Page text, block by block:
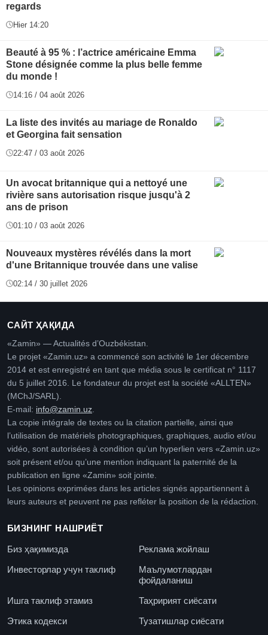
regards
Hier 14:20
Beauté à 95 % : l’actrice américaine Emma
Stone désignée comme la plus belle femme
du monde !
14:16 / 04 août 2026
La liste des invités au mariage de Ronaldo
et Georgina fait sensation
22:47 / 03 août 2026
Un avocat britannique qui a nettoyé une
rivière sans autorisation risque jusqu'à 2
ans de prison
01:10 / 03 août 2026
Nouveaux mystères révélés dans la mort
d'une Britannique trouvée dans une valise
02:14 / 30 juillet 2026
САЙТ ҲАҚИДА
«Zamin» — Actualités d’Ouzbékistan.
Le projet «Zamin.uz» a commencé son activité le 1er décembre
2014 et est enregistré en tant que média sous le certificat n° 1117
du 5 juillet 2016. Le fondateur du projet est la société «ALLTEN»
(MChJ/SARL).
E-mail: info@zamin.uz
La copie intégrale de textes ou la citation partielle, ainsi que
l’utilisation de matériels photographiques, graphiques, audio et/ou
vidéo, sont autorisées à condition qu’un hyperlien vers «Zamin.uz»
soit présent et/ou qu’une mention indiquant la paternité de la
publication en ligne «Zamin» soit jointe.
Les opinions exprimées dans les articles signés appartiennent à
leurs auteurs et peuvent ne pas refléter la position de la rédaction.
БИЗНИНГ НАШРИЁТ
Биз ҳақимизда
Реклама жойлаш
Инвесторлар учун таклиф
Маълумотлардан
фойдаланиш
Ишга таклиф этамиз
Таҳририят сиёсати
Этика кодекси
Тузатишлар сиёсати